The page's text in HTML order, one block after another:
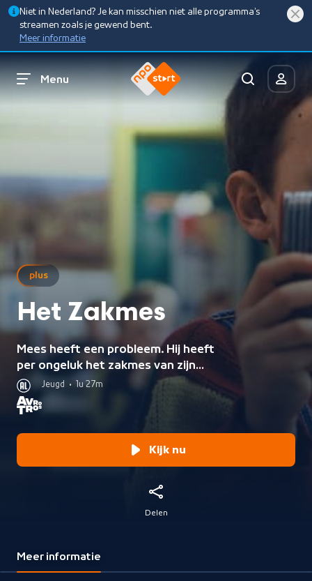
Niet in Nederland? Je kan misschien niet alle programma’s
streamen zoals je gewend bent.
Meer informatie
Menu
plus
Het Zakmes
Mees heeft een probleem. Hij heeft
per ongeluk het zakmes van zijn
vriendje meegenomen. Als hij het
terug wil brengen, is Tim net
verhuisd. Het enige wat Mees weet,
Jeugd • 1u 27m
Kijk nu
Delen
Meer informatie